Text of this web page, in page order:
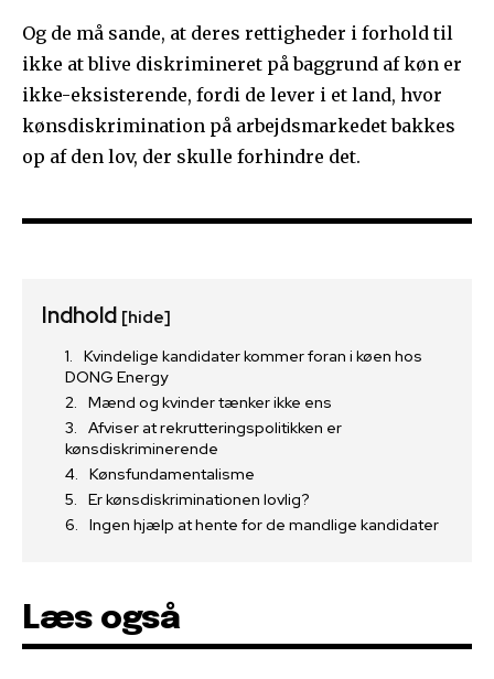
Og de må sande, at deres rettigheder i forhold til
ikke at blive diskrimineret på baggrund af køn er
ikke-eksisterende, fordi de lever i et land, hvor
kønsdiskrimination på arbejdsmarkedet bakkes
op af den lov, der skulle forhindre det.
Indhold [hide]
Kvindelige kandidater kommer foran i køen hos
DONG Energy
Mænd og kvinder tænker ikke ens
Afviser at rekrutteringspolitikken er
kønsdiskriminerende
Kønsfundamentalisme
Er kønsdiskriminationen lovlig?
Ingen hjælp at hente for de mandlige kandidater
Læs også